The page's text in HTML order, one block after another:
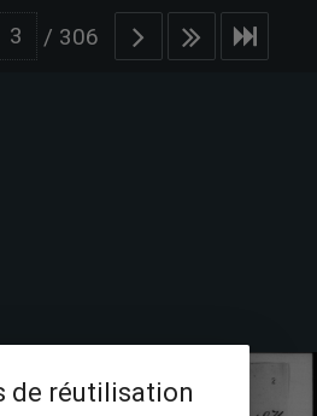
/ 306
de réutilisation